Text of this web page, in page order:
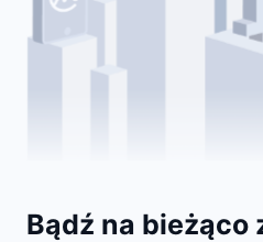
Bądź na bieżąco